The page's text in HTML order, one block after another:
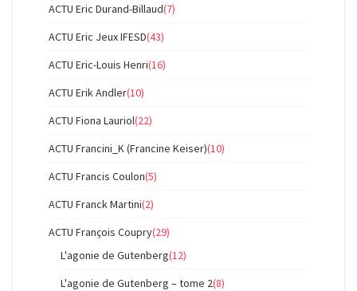
ACTU Eric Durand-Billaud(7)
ACTU Eric Jeux IFESD(43)
ACTU Eric-Louis Henri(16)
ACTU Erik Andler(10)
ACTU Fiona Lauriol(22)
ACTU Francini_K (Francine Keiser)(10)
ACTU Francis Coulon(5)
ACTU Franck Martini(2)
ACTU François Coupry(29)
L'agonie de Gutenberg(12)
L'agonie de Gutenberg – tome 2(8)